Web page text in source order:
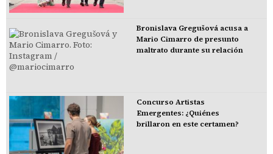
Bronislava Gregušová acusa a
Mario Cimarro de presunto
maltrato durante su relación
Concurso Artistas
Emergentes: ¿Quiénes
brillaron en este certamen?